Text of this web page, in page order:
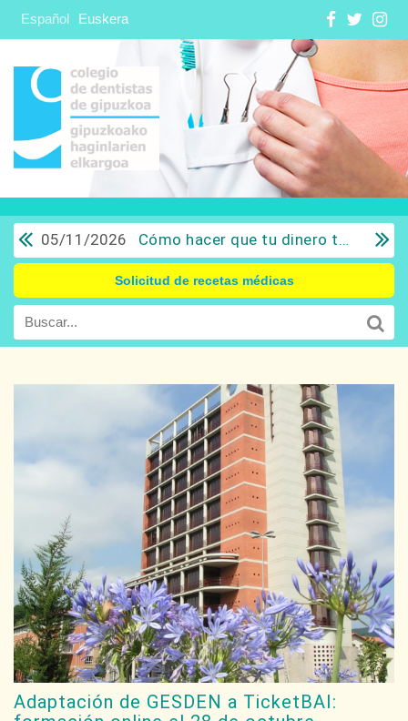
Español Euskera
05/11/2026 Cómo hacer que tu dinero trabaje para ti: Del ahorro a la inversión con sentido común.
Solicitud de recetas médicas
Adaptación de GESDEN a TicketBAI: